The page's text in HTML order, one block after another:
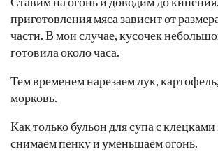
приготовления мяса зависит от
части. В мои случае, кусочек
готовила около часа.
Тем временем нарезаем лук,
морковь.
Как только бульон для супа с
снимаем пенку и уменьшаем огонь.